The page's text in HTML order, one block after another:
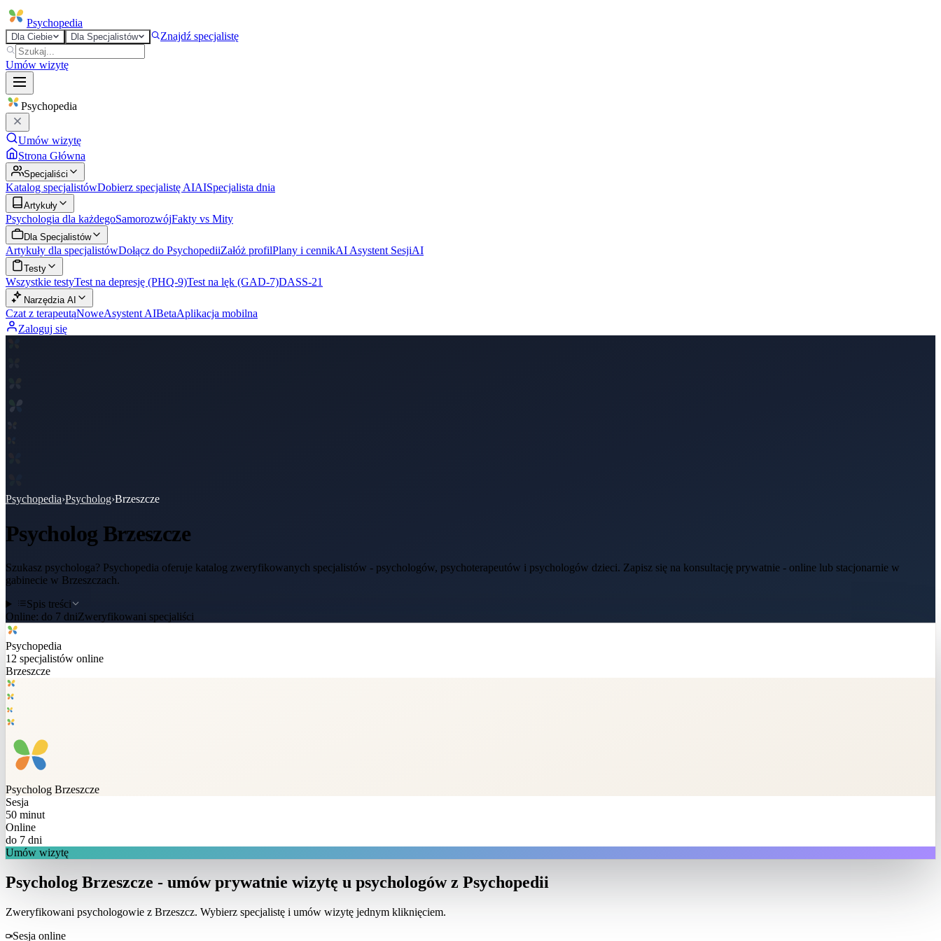
Psychopedia
Dla Ciebie Dla Specjalistów Znajdź specjalistę
Umów wizytę
Psychopedia
Umów wizytę
Strona Główna
Specjaliści
Katalog specjalistówDobierz specjalistę AIAISpecjalista dnia
Artykuły
Psychologia dla każdegoSamorozwójFakty vs Mity
Dla Specjalistów
Artykuły dla specjalistówDołącz do PsychopediiZałóż profilPlany i cennikAI Asystent SesjiAI
Testy
Wszystkie testyTest na depresję (PHQ-9)Test na lęk (GAD-7)DASS-21
Narzędzia AI
Czat z terapeutąNoweAsystent AIBetaAplikacja mobilna
Zaloguj się
Psychopedia›Psycholog›Brzeszcze
Psycholog Brzeszcze
Szukasz psychologa? Psychopedia oferuje katalog zweryfikowanych specjalistów - psychologów, psychoterapeutów i psychologów dzieci. Zapisz się na konsultację prywatnie - online lub stacjonarnie w
gabinecie w Brzeszczach.
Spis treści
Online: do 7 dniZweryfikowani specjaliści
Psychopedia
12 specjalistów online
Brzeszcze
Psycholog Brzeszcze
Sesja
50 minut
Online
do 7 dni
Umów wizytę
Psycholog Brzeszcze - umów prywatnie wizytę u psychologów z Psychopedii
Zweryfikowani psychologowie z Brzeszcz. Wybierz specjalistę i umów wizytę jednym kliknięciem.
Sesja online